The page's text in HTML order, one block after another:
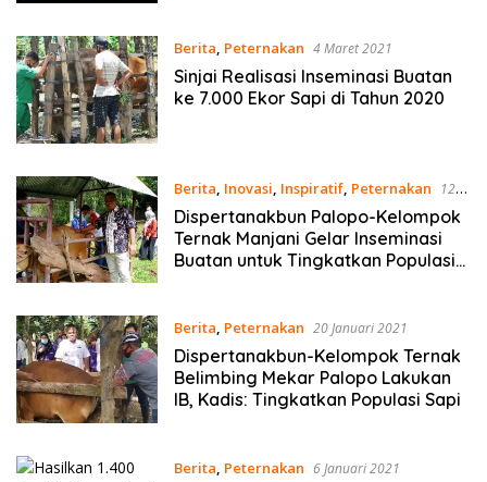
Berita, Peternakan 4 Maret 2021
Sinjai Realisasi Inseminasi Buatan
ke 7.000 Ekor Sapi di Tahun 2020
Berita, Inovasi, Inspiratif, Peternakan
12
Februari 2021
Dispertanakbun Palopo-Kelompok
Ternak Manjani Gelar Inseminasi
Buatan untuk Tingkatkan Populasi
Berita, Peternakan 20 Januari 2021
Dispertanakbun-Kelompok Ternak
Belimbing Mekar Palopo Lakukan
IB, Kadis: Tingkatkan Populasi Sapi
Berita, Peternakan 6 Januari 2021